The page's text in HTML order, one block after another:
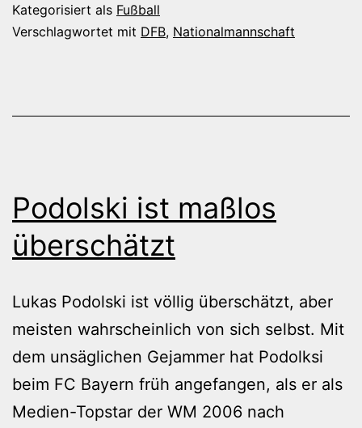
Kategorisiert als Fußball
Verschlagwortet mit DFB, Nationalmannschaft
Podolski ist maßlos
überschätzt
Lukas Podolski ist völlig überschätzt, aber
meisten wahrscheinlich von sich selbst. Mit
dem unsäglichen Gejammer hat Podolksi
beim FC Bayern früh angefangen, als er als
Medien-Topstar der WM 2006 nach